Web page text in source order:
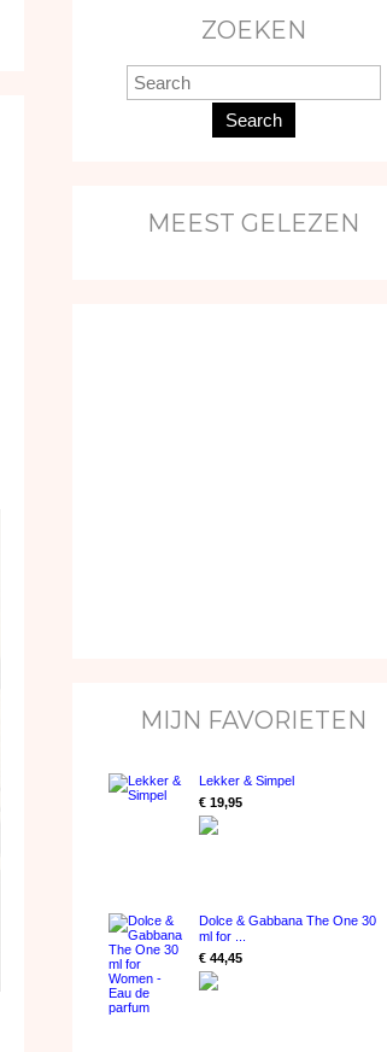
ZOEKEN
Search
MEEST GELEZEN
MIJN FAVORIETEN
Lekker & Simpel
€ 19,95
Dolce & Gabbana The One 30
ml for ...
€ 44,45